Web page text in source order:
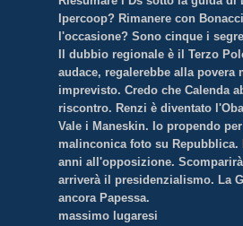
Ipercoop? Rimanere con
l'occasione? Sono cinque i
Il dubbio regionale è il Terzo
audace, regalerebbe alla povera
imprevisto. Credo che Calenda
riscontro. Renzi è diventato
Vale i Maneskin. Io propendo
malinconica foto su
anni all'opposizione.
arriverà il presidenzialismo. La
ancora Papessa.
massimo lugaresi